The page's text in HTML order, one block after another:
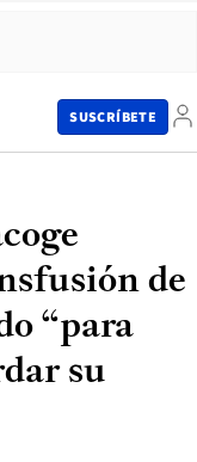
SUSCRÍBETE
de
“para
su